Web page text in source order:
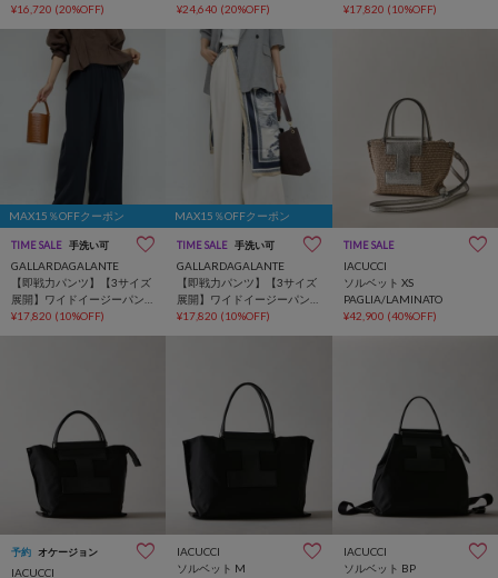
ージーワイドパンツ
¥16,720 (20%OFF)
¥24,640 (20%OFF)
ツ
¥17,820 (10%OFF)
MAX15％OFFクーポン
TIME SALE 手洗い可
GALLARDAGALANTE
【即戦力パンツ】【3サイズ
展開】ワイドイージーパン
ツ
¥17,820 (10%OFF)
MAX15％OFFクーポン
TIME SALE 手洗い可
GALLARDAGALANTE
【即戦力パンツ】【3サイズ
展開】ワイドイージーパン
ツ
¥17,820 (10%OFF)
TIME SALE
IACUCCI
ソルベット XS
PAGLIA/LAMINATO
¥42,900 (40%OFF)
予約 オケージョン
IACUCCI
IACUCCI
ソルベット M
IACUCCI
ソルベット BP